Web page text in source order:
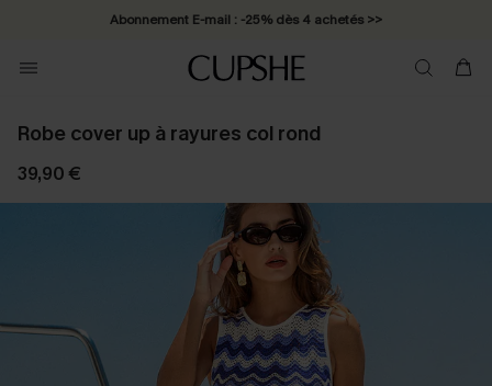
Abonnement E-mail : -25% dès 4 achetés >>
Robe cover up à rayures col rond
39,90 €